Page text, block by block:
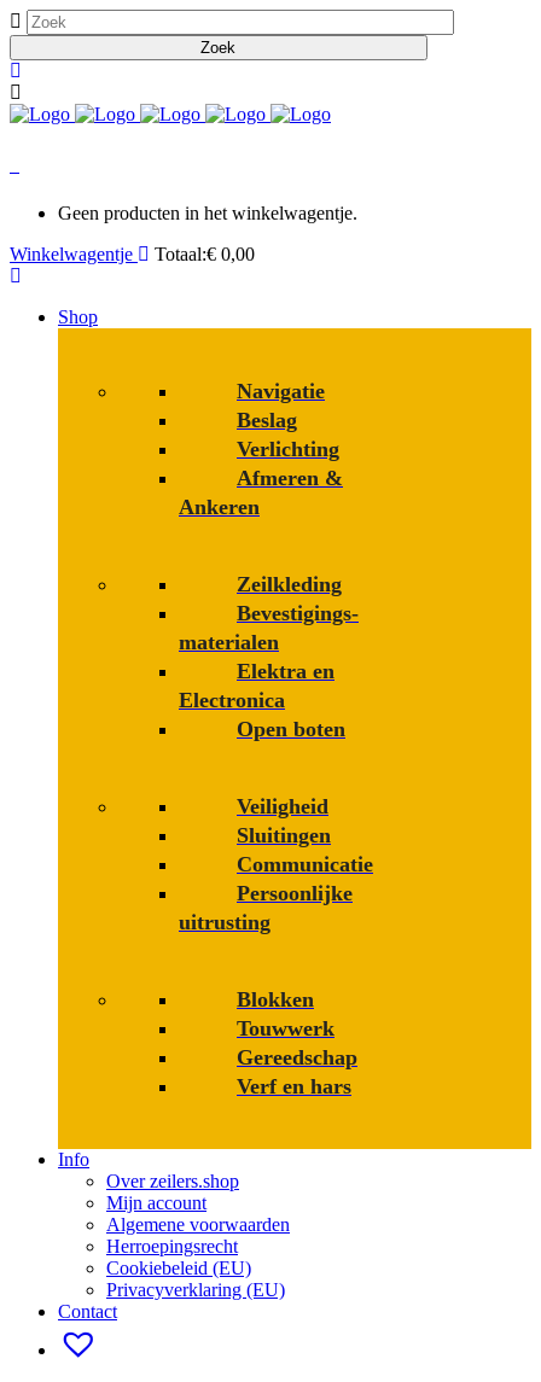
Geen producten in het winkelwagentje.
Winkelwagentje
Totaal:€ 0,00
Shop
Navigatie
Beslag
Verlichting
Afmeren &
Ankeren
Zeilkleding
Bevestigings­­
materialen
Elektra en
Electronica
Open boten
Veiligheid
Sluitingen
Communicatie
Persoonlijke
uitrusting
Blokken
Touwwerk
Gereedschap
Verf en hars
Info
Over zeilers.shop
Mijn account
Algemene voorwaarden
Herroepingsrecht
Cookiebeleid (EU)
Privacyverklaring (EU)
Contact